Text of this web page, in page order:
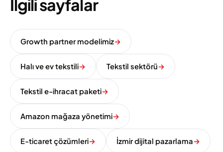
İlgili sayfalar
Growth partner modelimiz→
Halı ve ev tekstili→ Tekstil sektörü→
Tekstil e-ihracat paketi→
Amazon mağaza yönetimi→
E-ticaret çözümleri→ İzmir dijital pazarlama→